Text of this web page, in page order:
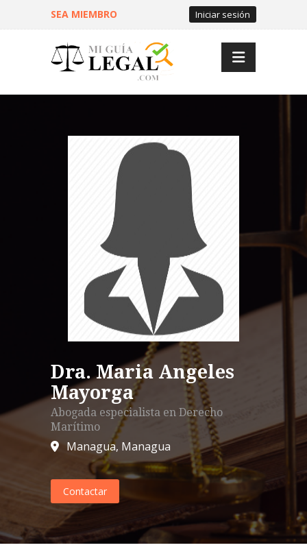
SEA MIEMBRO Iniciar sesión
Dra. Maria Angeles
Mayorga
Abogada especialista en Derecho
Marítimo
Managua, Managua
Contactar